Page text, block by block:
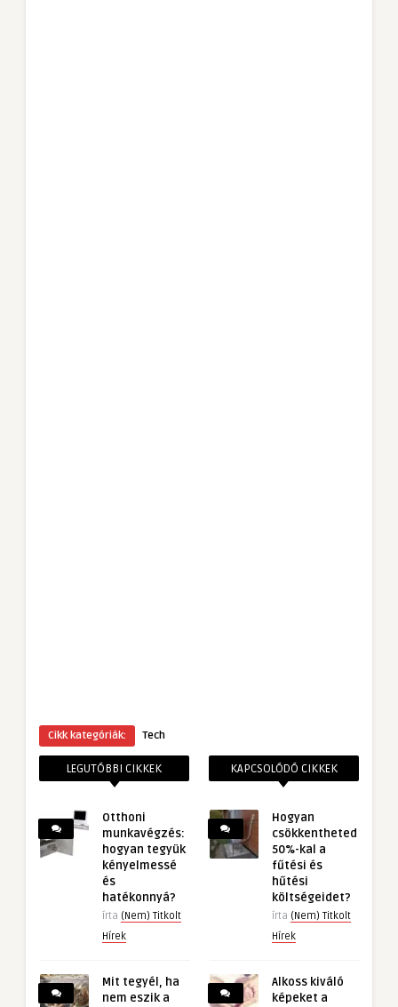
Cikk kategóriák: Tech
LEGUTÓBBI CIKKEK
Otthoni
munkavégzés:
hogyan tegyük
kényelmessé
és
hatékonnyá?
írta (Nem) Titkolt
Hírek
Mit tegyél, ha
nem eszik a
KAPCSOLÓDÓ CIKKEK
Hogyan
csökkentheted
50%-kal a
fűtési és
hűtési
költségeidet?
írta (Nem) Titkolt
Hírek
Alkoss kiváló
képeket a